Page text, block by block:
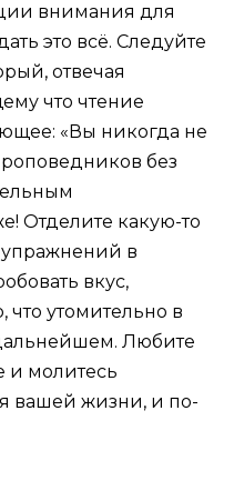
внимания для
это всё. Следуйте
отвечая
что чтение
«Вы никогда не
без
Отделите какую-то
в
вкус,
что утомительно в
Любите
и молитесь
вашей жизни, и по-